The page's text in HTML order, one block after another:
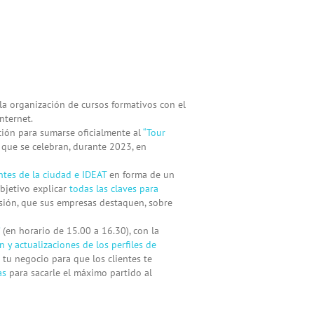
organización de cursos formativos con el
para sumarse oficialmente al“Tour
que se celebran, durante 2023, en
de la ciudad e IDEATen forma de un
explicar todas las claves para
que sus empresas destaquen, sobre
(en horario de 15.00 a 16.30), con la
y actualizaciones de los perfiles de
tu negocio para que los clientes te
para sacarle el máximo partido al